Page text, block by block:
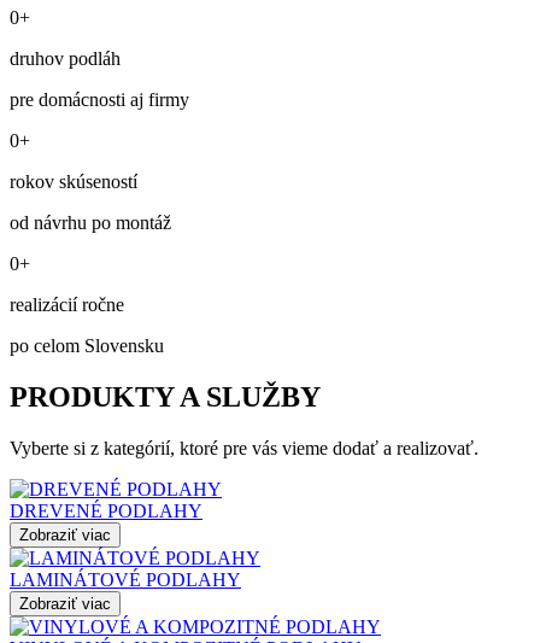
0+
druhov podláh
pre domácnosti aj firmy
0+
rokov skúseností
od návrhu po montáž
0+
realizácií ročne
po celom Slovensku
PRODUKTY A SLUŽBY
Vyberte si z kategórií, ktoré pre vás vieme dodať a realizovať.
DREVENÉ PODLAHY
Zobraziť viac
LAMINÁTOVÉ PODLAHY
Zobraziť viac